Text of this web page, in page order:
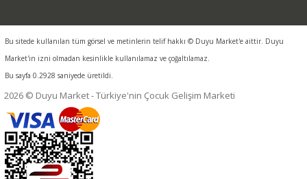
Bu sitede kullanılan tüm görsel ve metinlerin telif hakkı © Duyu Market'e aittir. Duyu
Market'in izni olmadan kesinlikle kullanılamaz ve çoğaltılamaz.
Bu sayfa 0.2928 saniyede üretildi.
2026 © Duyu Market - Türkiye'nin Çocuk Gelişim Marketi